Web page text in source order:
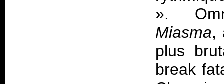
».
Miasma,
plus
break